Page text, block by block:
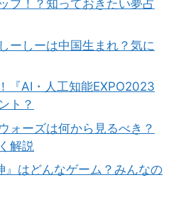
プ！？知っておきたい夢占
ーしーは中国生まれ？気に
『AI・人工知能EXPO2023
ト？
ォーズは何から見るべき？
解説
』はどんなゲーム？みんなの